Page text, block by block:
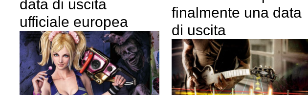
finalmente una data
di uscita
data di uscita
ufficiale europea